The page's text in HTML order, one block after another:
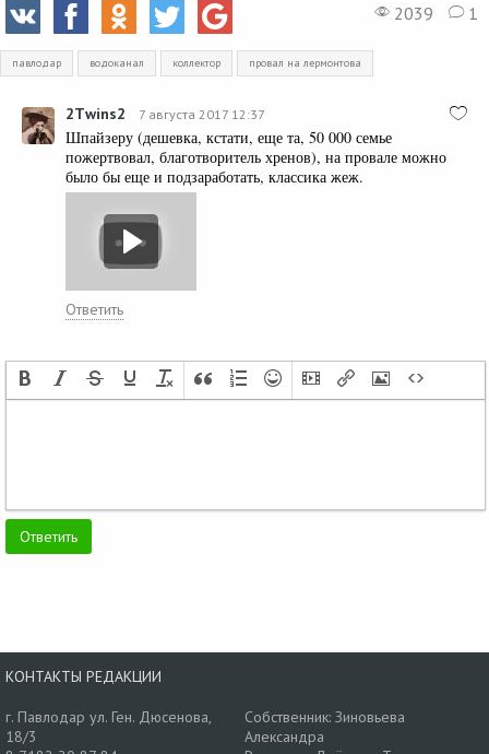
2039
1
павлодар водоканал коллектор провал на лермонтова
2Тwins2 7 августа 2017 12:37
Шпайзеру (дешевка, кстати, еще та, 50 000 семье
пожертвовал, благотворитель хренов), на провале можно
было бы еще и подзаработать, классика жеж.
Ответить
КОНТАКТЫ РЕДАКЦИИ
г. Павлодар ул. Ген. Дюсенова,
18/3
Собственник: Зиновьева
Александра